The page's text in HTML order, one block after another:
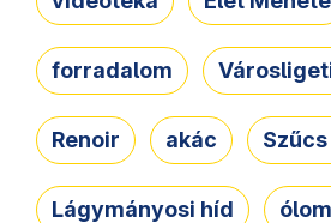
forradalom
Renoir akác
Lágymányosi híd